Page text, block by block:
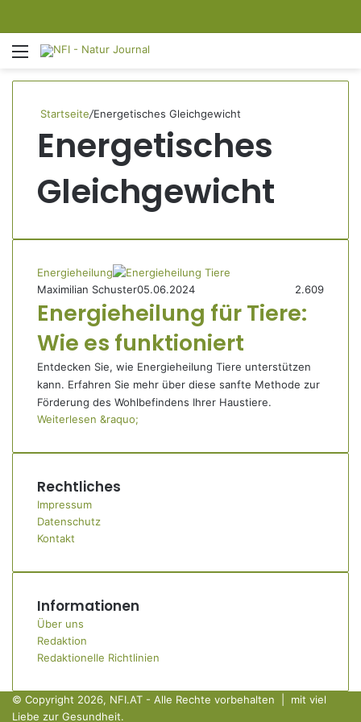
Menü
Startseite/Energetisches Gleichgewicht
Energetisches
Gleichgewicht
Energieheilung
Maximilian Schuster05.06.2024 2.609
Energieheilung für Tiere:
Wie es funktioniert
Entdecken Sie, wie Energieheilung Tiere unterstützen
kann. Erfahren Sie mehr über diese sanfte Methode zur
Förderung des Wohlbefindens Ihrer Haustiere.
Weiterlesen &raquo;
Rechtliches
Impressum
Datenschutz
Kontakt
Informationen
Über uns
Redaktion
Redaktionelle Richtlinien
© Copyright 2026, NFI.AT - Alle Rechte vorbehalten | mit viel
Liebe zur Gesundheit.